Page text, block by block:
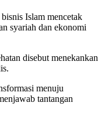
Islam mencetak
syariah dan ekonomi
disebut menekankan
menuju
tantangan